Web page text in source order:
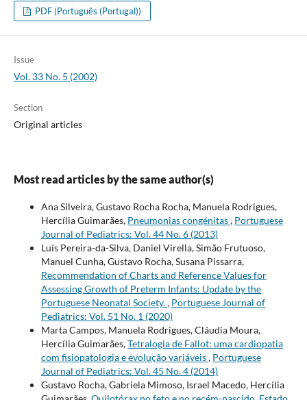
PDF (Português (Portugal))
Issue
Vol. 33 No. 5 (2002)
Section
Original articles
Most read articles by the same author(s)
Ana Silveira, Gustavo Rocha Rocha, Manuela Rodrigues,
Hercília Guimarães, Pneumonias congénitas, Portuguese
Journal of Pediatrics: Vol. 44 No. 6 (2013)
Luís Pereira-da-Silva, Daniel Virella, Simão Frutuoso,
Manuel Cunha, Gustavo Rocha, Susana Pissarra,
Recommendation of Charts and Reference Values for
Assessing Growth of Preterm Infants: Update by the
Portuguese Neonatal Society., Portuguese Journal of
Pediatrics: Vol. 51 No. 1 (2020)
Marta Campos, Manuela Rodrigues, Cláudia Moura,
Hercília Guimarães,Tetralogia de Fallot: uma cardiopatia
com fisiopatologia e evolução variáveis, Portuguese
Journal of Pediatrics: Vol. 45 No. 4 (2014)
Gustavo Rocha, Gabriela Mimoso, Israel Macedo, Hercília